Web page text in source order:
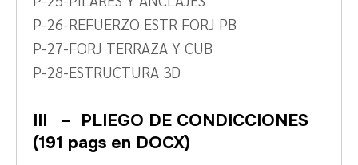
P-26-REFUERZO ESTR FORJ PB
P-27-FORJ TERRAZA Y CUB
P-28-ESTRUCTURA 3D
III – PLIEGO DE CONDICCIONES
(191 pags en DOCX)